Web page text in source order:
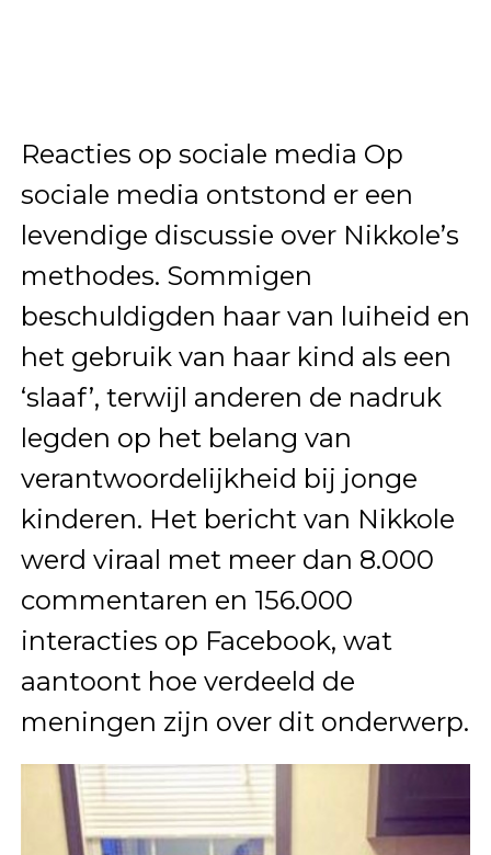
Reacties op sociale media Op
sociale media ontstond er een
levendige discussie over Nikkole’s
methodes. Sommigen
beschuldigden haar van luiheid en
het gebruik van haar kind als een
‘slaaf’, terwijl anderen de nadruk
legden op het belang van
verantwoordelijkheid bij jonge
kinderen. Het bericht van Nikkole
werd viraal met meer dan 8.000
commentaren en 156.000
interacties op Facebook, wat
aantoont hoe verdeeld de
meningen zijn over dit onderwerp.